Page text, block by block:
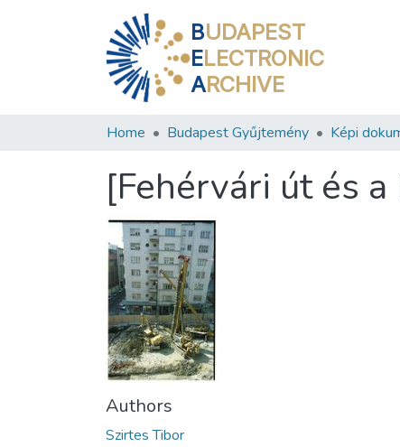
BUDAPEST
ELECTRONIC
ARCHIVE
Home Budapest Gyűjtemény Képi
[Fehérvári út és
Authors
Szirtes Tibor